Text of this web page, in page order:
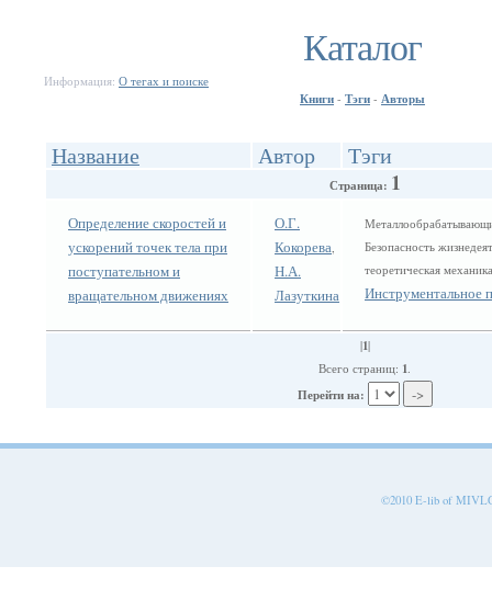
Каталог
Информация: О тегах и поиске
Книги - Тэги - Авторы
Название Автор Тэги
Страница: 1
Определение скоростей и
ускорений точек тела при
поступательном и
вращательном движениях
О.Г.
Кокорева,
Н.А.
Лазуткина
Безопасность
теоретическая
Инструментальное
|1|
Всего страниц: 1.
Перейти на:
©2010 E-lib of